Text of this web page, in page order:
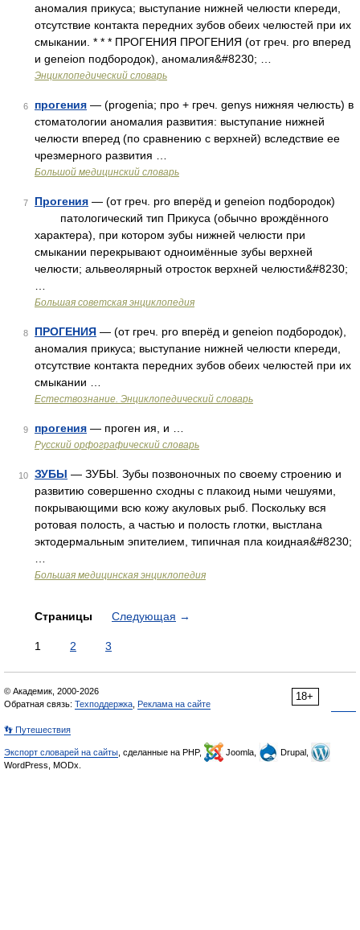
аномалия прикуса; выступание нижней челюсти кпереди,
отсутствие контакта передних зубов обеих челюстей при их
смыкании. * * * ПРОГЕНИЯ ПРОГЕНИЯ (от греч. pro вперед
и geneion подбородок), аномалия&#8230; …
Энциклопедический словарь
6 прогения — (progenia; про + греч. genys нижняя челюсть) в
стоматологии аномалия развития: выступание нижней
челюсти вперед (по сравнению с верхней) вследствие ее
чрезмерного развития …
Большой медицинский словарь
7 Прогения — (от греч. pro вперёд и geneion подбородок)
патологический тип Прикуса (обычно врождённого
характера), при котором зубы нижней челюсти при
смыкании перекрывают одноимённые зубы верхней
челюсти; альвеолярный отросток верхней челюсти&#8230;
Большая советская энциклопедия
8 ПРОГЕНИЯ — (от греч. рro вперёд и geneion подбородок),
аномалия прикуса; выступание нижней челюсти кпереди,
отсутствие контакта передних зубов обеих челюстей при их
смыкании …
Естествознание. Энциклопедический словарь
9 прогения — проген ия, и …
Русский орфографический словарь
10 ЗУБЫ — ЗУБЫ. Зубы позвоночных по своему строению и
развитию совершенно сходны с плакоид ными чешуями,
покрывающими всю кожу акуловых рыб. Поскольку вся
ротовая полость, а частью и полость глотки, выстлана
эктодермальным эпителием, типичная пла коидная&#8230;
Большая медицинская энциклопедия
Страницы Следующая →
1 2 3
18+
© Академик, 2000-2026
Обратная связь: Техподдержка Реклама на сайте
👣 Путешествия
Экспорт словарей на сайты , сделанные на PHP, Joomla,
Drupal,
WordPress, MODx.